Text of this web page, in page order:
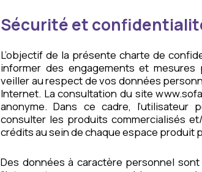
Sécurité et
L’objectif de la présente charte de
informer des engagements et
veiller au respect de vos données
Internet. La consultation du site
anonyme. Dans ce cadre, l’utilisateur
consulter les produits commercialisés
crédits au sein de chaque espace produit
Des données à caractère personnel